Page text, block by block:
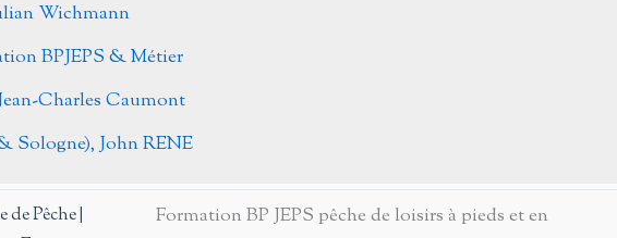
Wichmann
BPJEPS & Métier
Charles Caumont
Sologne), John RENE
Pêche |
Formation BP JEPS pêche de loisirs à pieds et en